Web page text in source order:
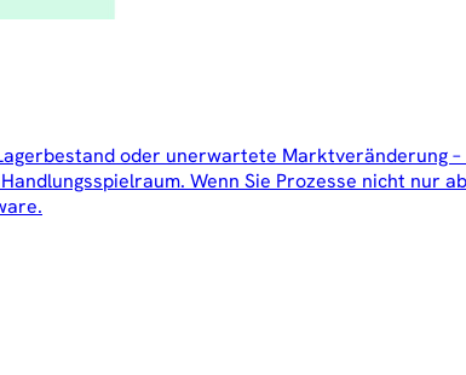
oder unerwartete Marktveränderung
Wenn Sie Prozesse nicht nur